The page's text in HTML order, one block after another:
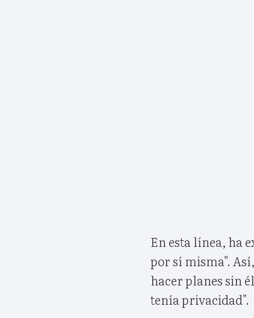
En esta línea, ha
por sí misma".
hacer planes sin
tenía privacidad".